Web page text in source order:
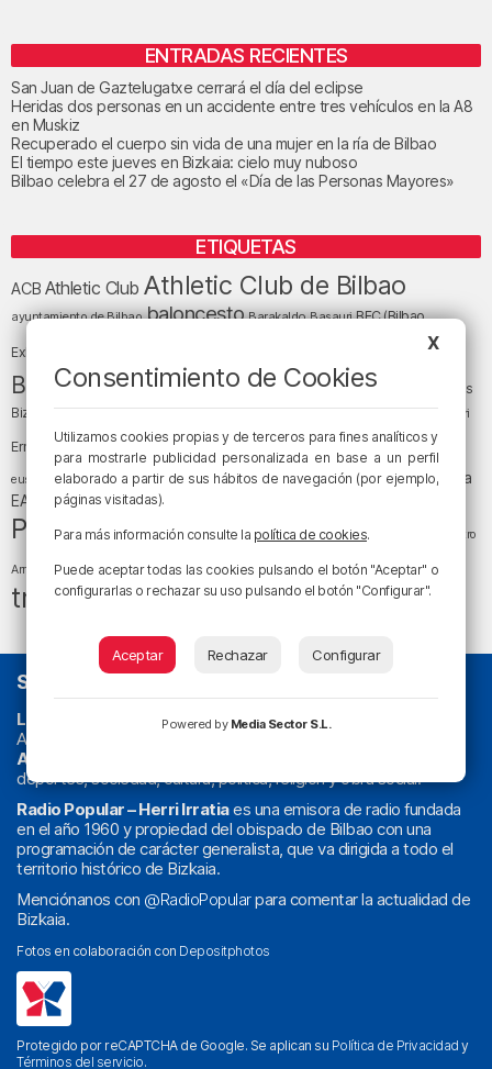
ENTRADAS RECIENTES
San Juan de Gaztelugatxe cerrará el día del eclipse
Heridas dos personas en un accidente entre tres vehículos en la A8
en Muskiz
Recuperado el cuerpo sin vida de una mujer en la ría de Bilbao
El tiempo este jueves en Bizkaia: cielo muy nuboso
Bilbao celebra el 27 de agosto el «Día de las Personas Mayores»
ETIQUETAS
ACB Athletic Club Athletic Club de Bilbao
ayuntamiento de Bilbao baloncesto Barakaldo Basauri BEC (Bilbao
Exhibition Center) Bizkaia
Bizkaia y sus comarcas Copa del Rey cultura
Cáritas
Bizkaia
Deusto Diócesis de Bilbao Egunon Bizkaia el tiempo Enkarterri
Ernesto Valverde Ertzaintza Euskadi (País Vasco)
euskera fiestas fútbol Gobierno vasco juanma jubera LaLiga LaLiga
EA Sports Liga Endesa
Política religión San Mamés sociedadsucesos Teatro
Arriaga tiempotiempo atmosféricotráfico
tráfico en Bizkaia
SOBRE NOSOTROS
La radio sin cadenas. Desde 1960 haciendo radio en Bilbao.
Actualidad y
Athletic
deportes, sociedad, cultura, política, religión y obra social.
Radio Popular – Herri Irratiaes una emisora de radio fundada
en el año 1960 y propiedad del obispado de Bilbao con una
programación de carácter generalista, que va dirigida a todo el
territorio histórico de Bizkaia.
Menciónanos con @RadioPopularpara comentar la actualidad de
Bizkaia.
Fotos en colaboración con Depositphotos
Protegido por reCAPTCHA de Google. Se aplican su Política de Privacidad y
Términos del servicio.
X
Consentimiento de Cookies
Utilizamos cookies propias y de terceros para fines analíticos y
para mostrarle publicidad personalizada en base a un perfil
elaborado a partir de sus hábitos de navegación (por ejemplo,
páginas visitadas).
Para más información consulte la política de cookies.
Puede aceptar todas las cookies pulsando el botón "Aceptar" o
configurarlas o rechazar su uso pulsando el botón "Configurar".
Aceptar Rechazar Configurar
Powered by Media Sector S.L.